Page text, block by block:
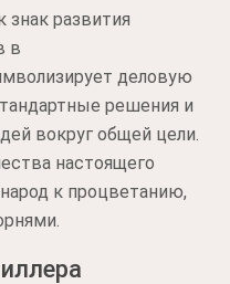
развития
в
деловую
решения и
вокруг общей цели.
настоящего
к процветанию,